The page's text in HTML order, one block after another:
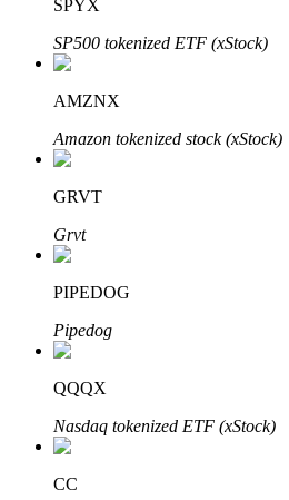
Otomatik Yatırım
Uzun vadeli kâr ve esnek çıkarlar
Bitrue
SPYX
SP500 tokenized ETF (xStock)
AMZNX
Amazon tokenized stock (xStock)
GRVT
Grvt
PIPEDOG
Pipedog
QQQX
Nasdaq tokenized ETF (xStock)
CC